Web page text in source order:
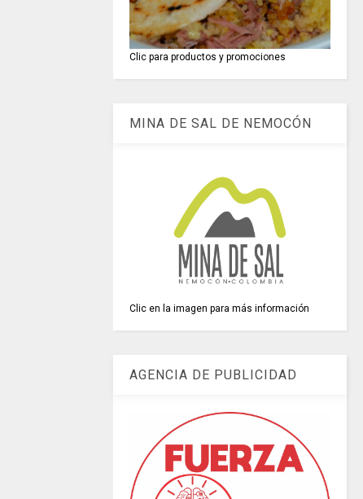
Clic para productos y promociones
MINA DE SAL DE NEMOCÓN
Clic en la imagen para más información
AGENCIA DE PUBLICIDAD